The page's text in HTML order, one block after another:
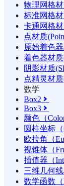
物理网格材
标准网格材
卡通网格材
点材质
原始着色
着色器材质
阴影材质
点精灵材
数学
Box2 
Box3 
颜色（Color
圆柱坐标（
欧拉角（
视锥体（
插值器（
三维几何线
数学函数（